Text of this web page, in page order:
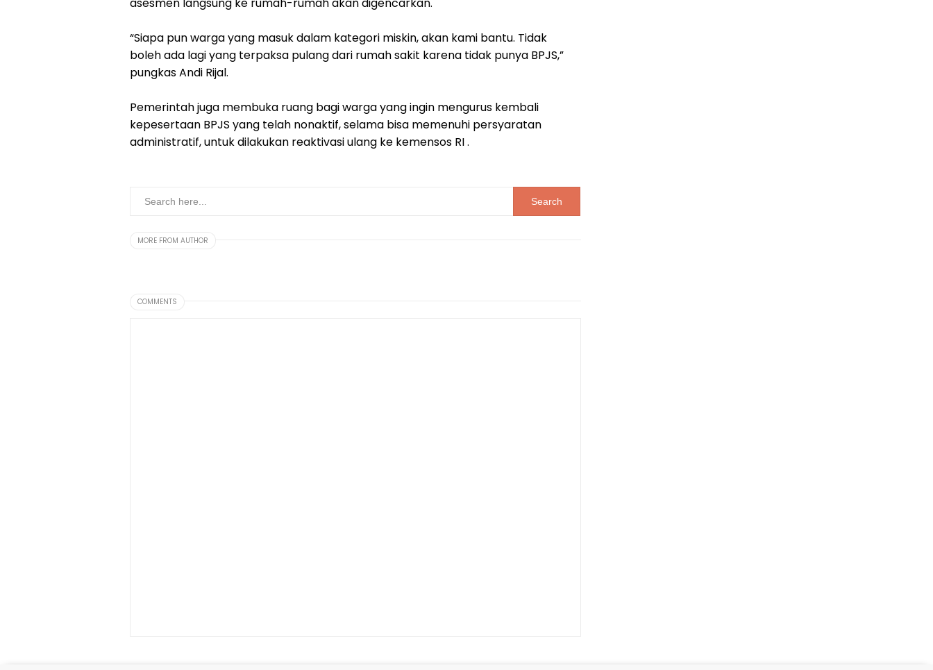
“Siapa pun warga yang masuk dalam kategori miskin, akan kami bantu. Tidak
boleh ada lagi yang terpaksa pulang dari rumah sakit karena tidak punya BPJS,”
pungkas Andi Rijal.
Pemerintah juga membuka ruang bagi warga yang ingin mengurus kembali
kepesertaan BPJS yang telah nonaktif, selama bisa memenuhi persyaratan
administratif, untuk dilakukan reaktivasi ulang ke kemensos RI .
MORE FROM AUTHOR
COMMENTS